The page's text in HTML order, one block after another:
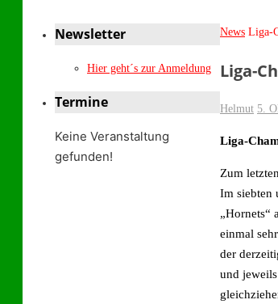
Start
News Liga-
Liga-
Helmut 5.
Liga-
Zum
Im siebten
„Hornets“
einmal
der
und
Newsletter
Hier geht´s zur Anmeldung
Termine
Keine Veranstaltung
gefunden!